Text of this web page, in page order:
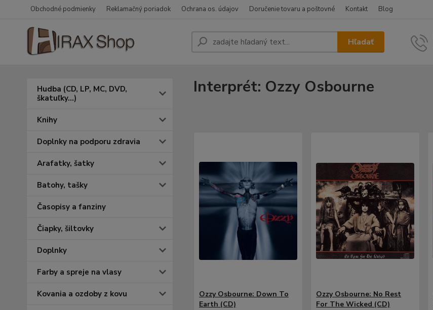
Obchodné podmienky Reklamačný poriadok Ochrana os. údajov Doručenie tovaru a poštovné Kontakt Blog
Hľadať
Hudba (CD, LP, MC, DVD,
škatuľky...)
Knihy
Doplnky na podporu zdravia
Arafatky, šatky
Batohy, tašky
Časopisy a fanziny
Čiapky, šiltovky
Doplnky
Farby a spreje na vlasy
Kovania a ozdoby z kovu
Interprét: Ozzy Osbourne
Ozzy Osbourne: Down To
Earth (CD)
Ozzy Osbourne: No Rest
For The Wicked (CD)